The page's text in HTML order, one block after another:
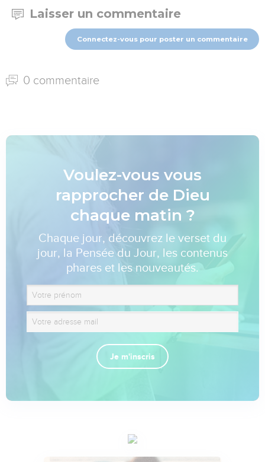
Laisser un commentaire
Connectez-vous pour poster un commentaire
0 commentaire
Voulez-vous vous
rapprocher de Dieu
chaque matin ?
Chaque jour, découvrez le verset du
jour, la Pensée du Jour, les contenus
phares et les nouveautés.
Je m'inscris